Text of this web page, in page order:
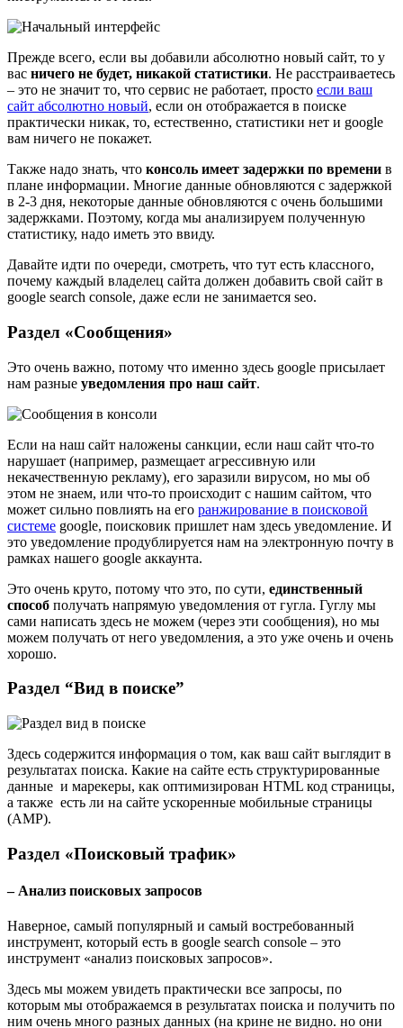
Прежде всего, если вы добавили абсолютно новый сайт, то у
вас ничего не будет, никакой статистики. Не расстраиваетесь
– это не значит то, что сервис не работает, просто если ваш
сайт абсолютно новый, если он отображается в поиске
практически никак, то, естественно, статистики нет и google
вам ничего не покажет.
Также надо знать, что консоль имеет задержки по времени в
плане информации. Многие данные обновляются с задержкой
в 2-3 дня, некоторые данные обновляются с очень большими
задержками. Поэтому, когда мы анализируем полученную
статистику, надо иметь это ввиду.
Давайте идти по очереди, смотреть, что тут есть классного,
почему каждый владелец сайта должен добавить свой сайт в
google search console, даже если не занимается seo.
Раздел «Сообщения»
Это очень важно, потому что именно здесь google присылает
нам разные уведомления про наш сайт.
Если на наш сайт наложены санкции, если наш сайт что-то
нарушает (например, размещает агрессивную или
некачественную рекламу), его заразили вирусом, но мы об
этом не знаем, или что-то происходит с нашим сайтом, что
может сильно повлиять на его ранжирование в поисковой
системе google, поисковик пришлет нам здесь уведомление. И
это уведомление продублируется нам на электронную почту в
рамках нашего google аккаунта.
Это очень круто, потому что это, по сути, единственный
способ получать напрямую уведомления от гугла. Гуглу мы
сами написать здесь не можем (через эти сообщения), но мы
можем получать от него уведомления, а это уже очень и очень
хорошо.
Раздел “Вид в поиске”
Здесь содержится информация о том, как ваш сайт выглядит в
результатах поиска. Какие на сайте есть структурированные
данные и марекеры, как оптимизирован HTML код страницы,
а также есть ли на сайте ускоренные мобильные страницы
(AMP).
Раздел «Поисковый трафик»
– Анализ поисковых запросов
Наверное, самый популярный и самый востребованный
инструмент, который есть в google search console – это
инструмент «анализ поисковых запросов».
Здесь мы можем увидеть практически все запросы, по
которым мы отображаемся в результатах поиска и получить по
ним очень много разных данных (на крине не видно. но они